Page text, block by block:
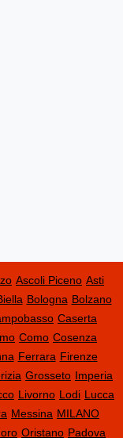
Ascoli Piceno Asti
Bologna Bolzano
Caserta
Como Cosenza
Ferrara Firenze
Grosseto Imperia
Livorno Lodi Lucca
Messina MILANO
Oristano Padova